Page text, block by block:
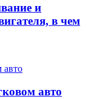
и
в чем
авто